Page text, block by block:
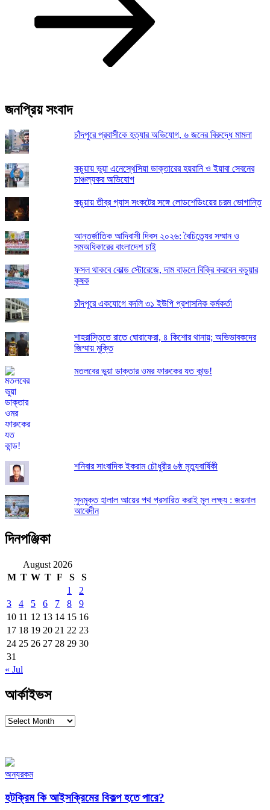
জনপ্রিয় সংবাদ
চাঁদপুরে প্রবাসীকে হত্যার অভিযোগ, ৬ জনের বিরুদ্ধে মামলা
কচুয়ায় ভুয়া এনেস্থেসিয়া ডাক্তারের হয়রানি ও ইয়াবা সেবনের
চাঞ্চল্যকর অভিযোগ
কচুয়ায় তীব্র গ্যাস সংকটের সঙ্গে লোডশেডিংয়ের চরম ভোগান্তি
আন্তর্জাতিক আদিবাসী দিবস ২০২৬: বৈচিত্র্যের সম্মান ও
সমঅধিকারের বাংলাদেশ চাই
ফসল থাকবে কোল্ড স্টোরেজে, দাম বাড়লে বিক্রি করবেন কচুয়ার
কৃষক
চাঁদপুরে একযোগে বদলি ৩১ ইউপি প্রশাসনিক কর্মকর্তা
শাহরাস্তিতে রাতে ঘোরাফেরা, ৪ কিশোর থানায়; অভিভাবকদের
জিম্মায় মুক্তি
মতলবের ভুয়া ডাক্তার ওমর ফারুকের যত কান্ড!
শনিবার সাংবাদিক ইকরাম চৌধুরীর ৬ষ্ঠ মৃত্যুবার্ষিকী
সুদমুক্ত হালাল আয়ের পথ প্রসারিত করাই মূল লক্ষ্য : জয়নাল
আবেদীন
দিনপঞ্জিকা
August 2026
M T W T F S
S
1
2
3
4 5 6 7 8
9
10 11 12 13 14 15 16
17 18 19 20 21 22 23
24 25 26 27 28 29 30
31
« Jul
আর্কাইভস
আর্কাইভস
অন্যরকম
হটক্রিম কি আইসক্রিমের বিকল্প হতে পারে?